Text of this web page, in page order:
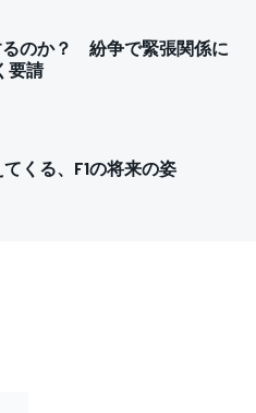
るのか？ 紛争で緊張関係に
要請
くる、F1の将来の姿